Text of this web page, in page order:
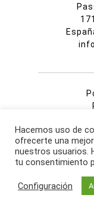
La
sustituir
Hacemos uso de
ofrecerte una
nuestros usuarios.
tu consentimiento
Configuración